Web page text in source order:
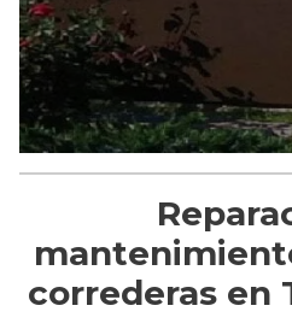
correderas en